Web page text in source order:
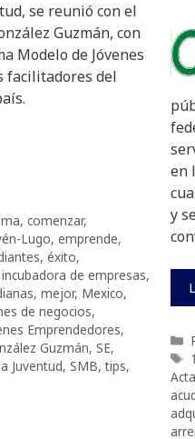
se reunió con el
Guzmán, con
Modelo de Jóvenes
facilitadores del
, comenzar,
Lugo, emprende,
, éxito,
incubadora de empresas,
, mejor, Mexico,
de negocios,
Emprendedores,
Guzmán, SE,
Juventud, SMB,tips,
en
y